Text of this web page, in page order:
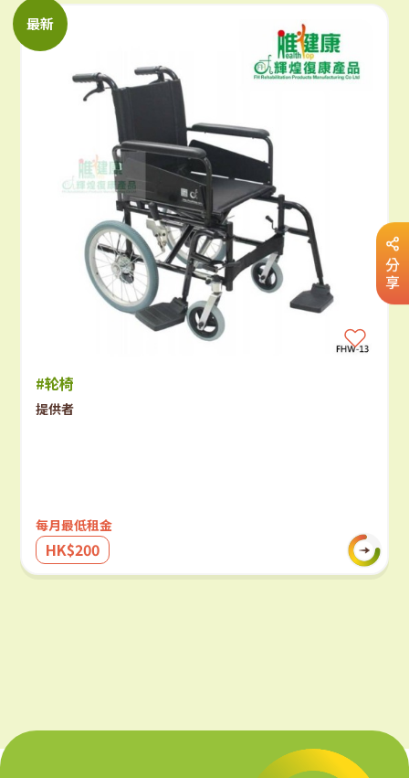
最新
#轮椅
提供者
每月最低租金
HK$200
分
享